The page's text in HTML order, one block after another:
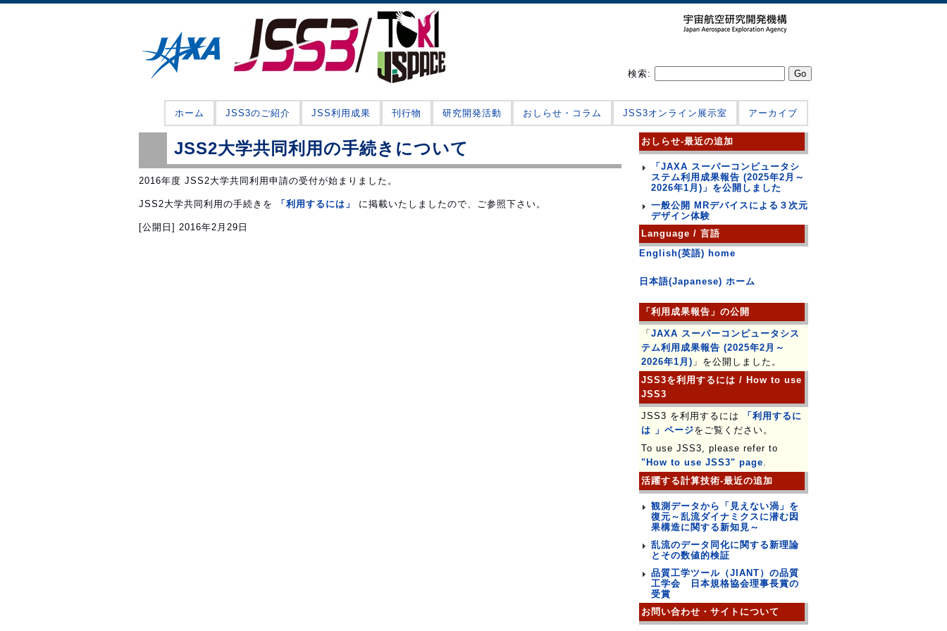
検索:
ホーム JSS3のご紹介 JSS利用成果 刊行物 研究開発活動 おしらせ・コラム JSS3オンライン展示室 アーカイブ
JSS2大学共同利用の手続きについて
2016年度 JSS2大学共同利用申請の受付が始まりました。
JSS2大学共同利用の手続きを 「利用するには」 に掲載いたしましたので、ご参照下さい。
[公開日] 2016年2月29日
おしらせ-最近の追加
「JAXA スーパーコンピュータシ
ステム利用成果報告 (2025年2月～
2026年1月)」を公開しました
一般公開 MRデバイスによる３次元
デザイン体験
Language / 言語
English(英語) home
日本語(Japanese) ホーム
「利用成果報告」の公開
「 JAXA スーパーコンピュータシス
テム利用成果報告 (2025年2月～
2026年1月) 」を公開しました。
JSS3を利用するには / How to use
JSS3
JSS3 を利用するには
「利用するに
は 」ページをご覧ください。
To use JSS3, please refer to
"How to use JSS3" page.
活躍する計算技術-最近の追加
観測データから「見えない渦」を
復元～乱流ダイナミクスに潜む因
果構造に関する新知見～
乱流のデータ同化に関する新理論
とその数値的検証
品質工学ツール（JIANT）の品質
工学会 日本規格協会理事長賞の
受賞
お問い合わせ・サイトについて